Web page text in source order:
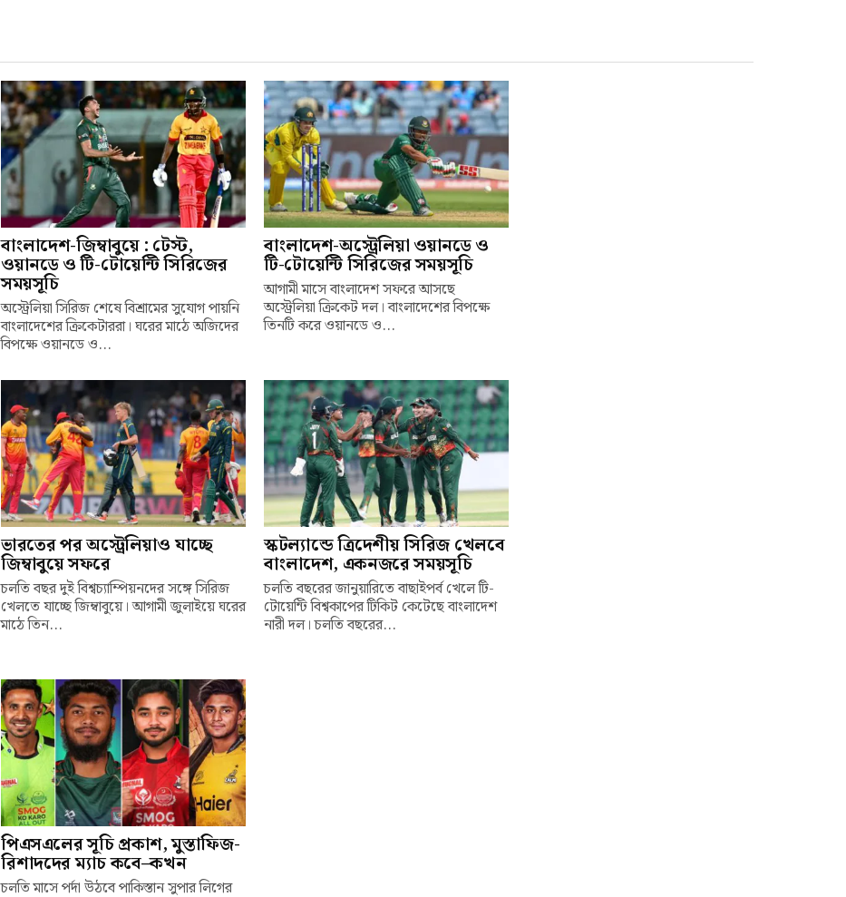
বাংলাদেশ-জিম্বাবুয়ে : টেস্ট,
ওয়ানডে ও টি-টোয়েন্টি সিরিজের
সময়সূচি
অস্ট্রেলিয়া সিরিজ শেষে বিশ্রামের সুযোগ পায়নি
বাংলাদেশের ক্রিকেটাররা। ঘরের মাঠে অজিদের
বিপক্ষে ওয়ানডে ও...
বাংলাদেশ-অস্ট্রেলিয়া ওয়ানডে ও
টি-টোয়েন্টি সিরিজের সময়সূচি
আগামী মাসে বাংলাদেশ সফরে আসছে
অস্ট্রেলিয়া ক্রিকেট দল। বাংলাদেশের বিপক্ষে
তিনটি করে ওয়ানডে ও...
ভারতের পর অস্ট্রেলিয়াও যাচ্ছে
জিম্বাবুয়ে সফরে
চলতি বছর দুই বিশ্বচ্যাম্পিয়নদের সঙ্গে সিরিজ
খেলতে যাচ্ছে জিম্বাবুয়ে। আগামী জুলাইয়ে ঘরের
মাঠে তিন...
স্কটল্যান্ডে ত্রিদেশীয় সিরিজ খেলবে
বাংলাদেশ, একনজরে সময়সূচি
চলতি বছরের জানুয়ারিতে বাছাইপর্ব খেলে টি-
টোয়েন্টি বিশ্বকাপের টিকিট কেটেছে বাংলাদেশ
নারী দল। চলতি বছরের...
পিএসএলের সূচি প্রকাশ, মুস্তাফিজ-
রিশাদদের ম্যাচ কবে–কখন
চলতি মাসে পর্দা উঠবে পাকিস্তান সুপার লিগের